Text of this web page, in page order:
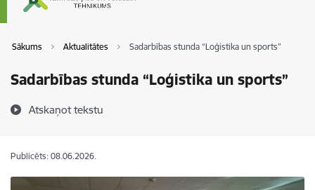
Sākums Aktualitātes Sadarbības stunda “Loģistika un sports”
Sadarbības stunda “Loģistika un sports”
Atskaņot tekstu
Publicēts: 08.06.2026.